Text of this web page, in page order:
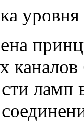
каналов